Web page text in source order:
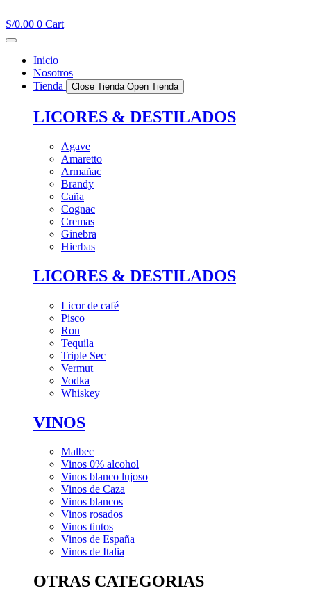
al
contenido
S/0.00 0 Cart
Inicio
Nosotros
Tienda
Close Tienda Open Tienda
LICORES & DESTILADOS
Agave
Amaretto
Armañac
Brandy
Caña
Cognac
Cremas
Ginebra
Hierbas
LICORES & DESTILADOS
Licor de café
Pisco
Ron
Tequila
Triple Sec
Vermut
Vodka
Whiskey
VINOS
Malbec
Vinos 0% alcohol
Vinos blanco lujoso
Vinos de Caza
Vinos blancos
Vinos rosados
Vinos tintos
Vinos de España
Vinos de Italia
OTRAS CATEGORIAS